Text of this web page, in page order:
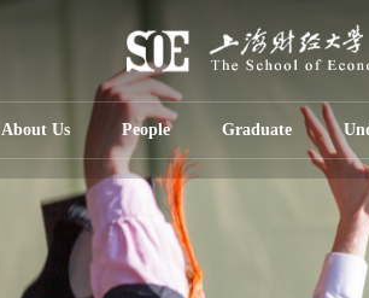
About Us People Graduate